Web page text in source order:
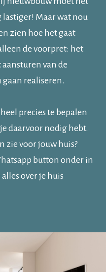
Maar wat nou
zien hoe het gaat
de voorpret: het
van de
realiseren.
precies te bepalen
daarvoor nodig hebt.
zie voor jouw huis?
button onder in
over je huis